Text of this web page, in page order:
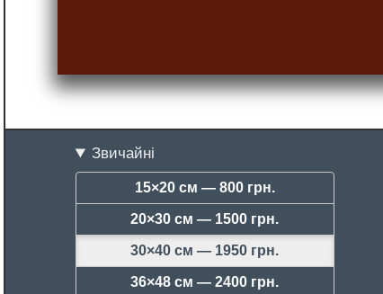
Звичайні
15×20 см — 800 грн.
20×30 см — 1500 грн.
30×40 см — 1950 грн.
36×48 см —2400 грн.